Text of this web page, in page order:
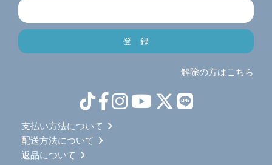
解除の方はこちら
支払い方法について
配送方法について
返品について